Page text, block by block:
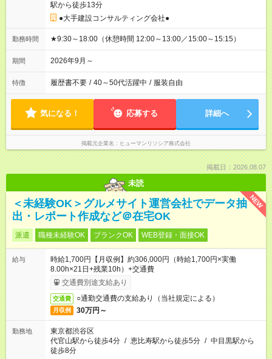
駅から徒歩13分
●大手建設コンサルティング会社●
勤務時間 ★9:30～18:00（休憩時間 12:00～13:00／15:00～15:15）
期間 2026年9月～
特徴 履歴書不要 / 40～50代活躍中 / 服装自由
気になる！ 応募する 詳細へ
掲載元企業名 ヒューマンリソシア株式会社
掲載日：2026.08.07
未読
NEW
＜未経験OK＞グルメサイト運営会社でデータ抽
出・レポート作成など＠在宅OK
派遣 職種未経験OK ブランクOK WEB登録・面接OK
給与
時給1,700円【月収例】約306,000円（時給1,700円×実働
8.00h×21日+残業10h）+交通費
交通費別途支給あり
交通費 ○通勤交通費の支給あり（当社規定による）
月収例 30万円～
勤務地
東京都渋谷区
代官山駅から徒歩4分 / 恵比寿駅から徒歩5分 / 中目黒駅から
徒歩8分